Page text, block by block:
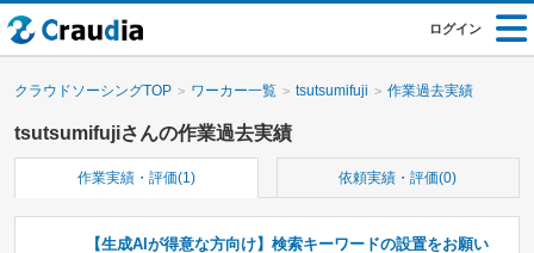
ログイン
クラウドソーシングTOP ワーカー一覧 tsutsumifuji 作業過去実績
tsutsumifujiさんの作業過去実績
作業実績・評価(1) 依頼実績・評価(0)
【生成AIが得意な方向け】検索キーワードの設置をお願い